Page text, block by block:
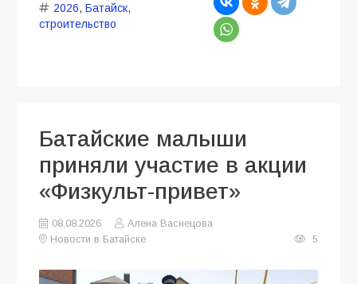
2026, Батайск,
строительство
Батайские малыши
приняли участие в акции
«Физкульт-привет»
08.08.2026
Алена Васнецова
Новости в Батайске
5